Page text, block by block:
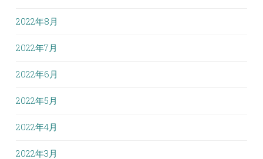
2022年8月
2022年7月
2022年6月
2022年5月
2022年4月
2022年3月